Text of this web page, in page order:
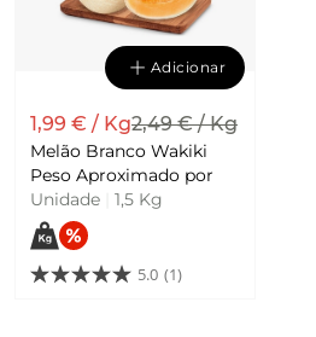
Adicionar
1,99 € / Kg2,49 € / Kg
Melão Branco Wakiki
Peso Aproximado por
Unidade
1,5 Kg
5.0 (1)